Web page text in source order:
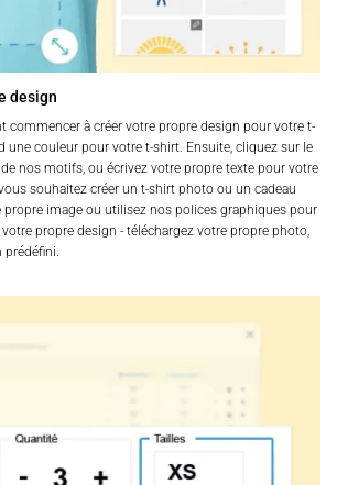
design
commencer à créer votre propre design pour votre t-
une couleur pour votre t-shirt. Ensuite, cliquez sur le
nos motifs, ou écrivez votre propre texte pour votre
souhaitez créer un t-shirt photo ou un cadeau
propre image ou utilisez nos polices graphiques pour
propre design - téléchargez votre propre photo,